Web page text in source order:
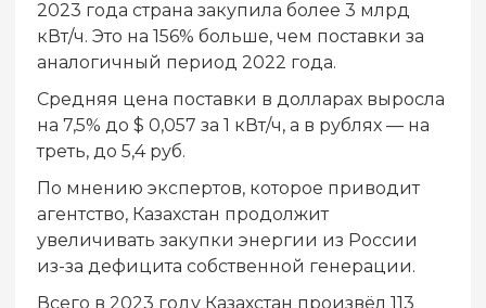
2023 года страна закупила более 3 млрд
кВт/ч. Это на 156% больше, чем поставки за
аналогичный период 2022 года.
Средняя цена поставки в долларах выросла
на 7,5% до $ 0,057 за 1 кВт/ч, а в рублях — на
треть, до 5,4 руб.
По мнению экспертов, которое приводит
агентство, Казахстан продолжит
увеличивать закупки энергии из России
из-за дефицита собственной генерации.
Всего в 2023 году Казахстан произвёл 113